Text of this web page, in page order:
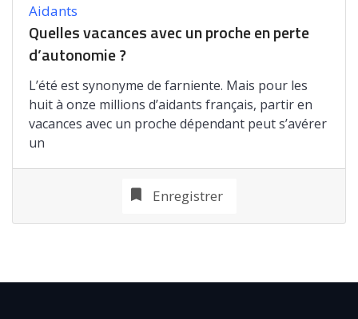
Aidants
Quelles vacances avec un proche en perte
d’autonomie ?
L’été est synonyme de farniente. Mais pour les
huit à onze millions d’aidants français, partir en
vacances avec un proche dépendant peut s’avérer
un
Enregistrer